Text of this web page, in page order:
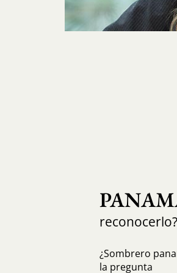
reconocerlo?
¿Sombrero
la pregunta